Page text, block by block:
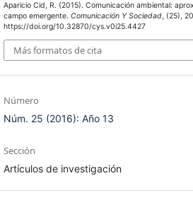
Aparicio Cid, R. (2015). Comunicación ambiental:
campo emergente. Comunicación Y Sociedad, (25),
https://doi.org/10.32870/cys.v0i25.4427
Más formatos de cita
Número
Núm. 25 (2016): Año 13
Sección
Artículos de investigación